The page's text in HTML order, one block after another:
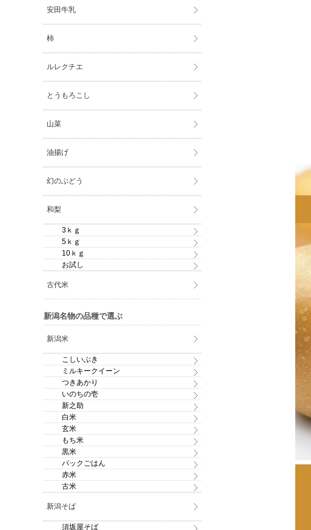
安田牛乳
柿
ルレクチエ
とうもろこし
山菜
油揚げ
幻のぶどう
和梨
3ｋｇ
5ｋｇ
10ｋｇ
お試し
古代米
新潟名物の品種で選ぶ
新潟米
こしいぶき
ミルキークイーン
つきあかり
いのちの壱
新之助
白米
玄米
もち米
黒米
パックごはん
赤米
古米
新潟そば
須坂屋そば